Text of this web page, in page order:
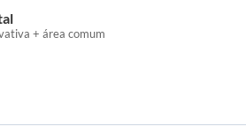
+ área comum